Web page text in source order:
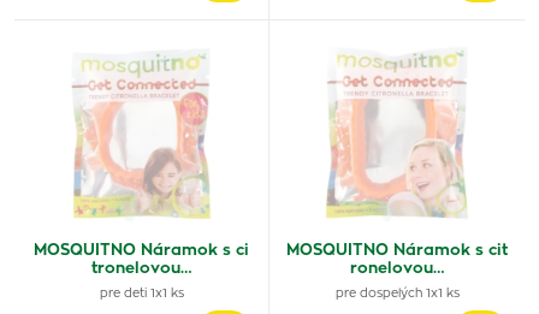
MOSQUITNO Náramok s ci
tronelovou…
pre deti 1x1 ks
MOSQUITNO Náramok s cit
ronelovou…
pre dospelých 1x1 ks